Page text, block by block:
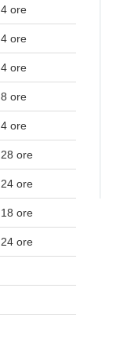
4 ore
4 ore
4 ore
8 ore
4 ore
28 ore
24 ore
18 ore
24 ore